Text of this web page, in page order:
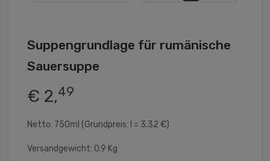
Suppengrundlage für rumänische
Sauersuppe
€ 2,49
Netto: 750ml (Grundpreis: l = 3.32 €)
Versandgewicht: 0.9 Kg